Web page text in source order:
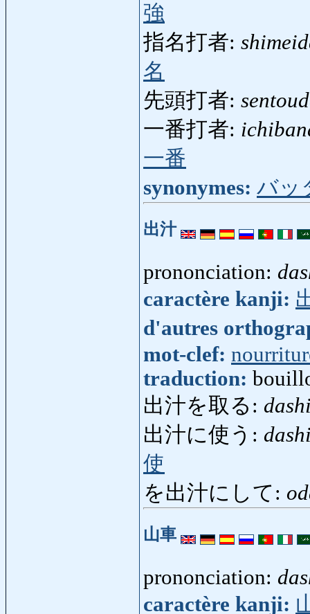
強
指名打者:
名
先頭打者:
一番打者:
一番
synonymes: バッ
出汁
prononciation:
caractère kanji:
d'autres
mot-clef:
traduction:
出汁を取る:
出汁に使う:
使
を出汁にして:
山車
prononciation:
caractère kanji: